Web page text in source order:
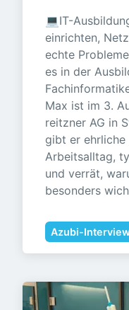
💻IT-
einrichten,
echte
es in der
Max ist im 3.
reitzner AG in
gibt er ehrliche
Arbeitsalltag,
und verrät,
besonders
Azubi-